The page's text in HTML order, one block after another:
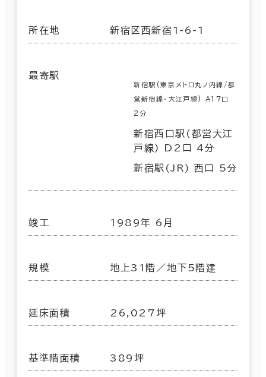
所在地 新宿区西新宿1-6-1
最寄駅
新宿駅(東京メトロ丸ノ内線/都
営新宿線･大江戸線) A17口
2分
新宿西口駅(都営大江
戸線) D2口 4分
新宿駅(JR) 西口 5分
竣工 1989年 6月
規模 地上31階／地下5階建
延床面積 26,027坪
基準階面積 389坪